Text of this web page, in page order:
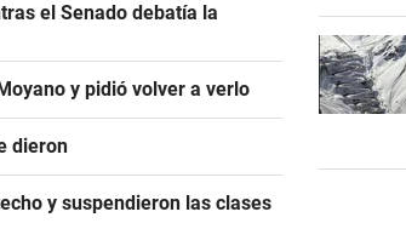
el Senado debatía la
y pidió volver a verlo
dieron
y suspendieron las clases